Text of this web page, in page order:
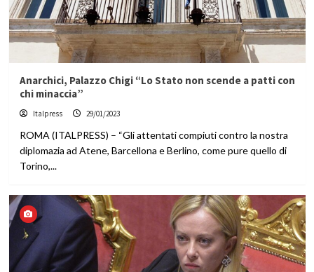
Anarchici, Palazzo Chigi “Lo Stato non scende a patti con
chi minaccia”
Italpress 29/01/2023
ROMA (ITALPRESS) – “Gli attentati compiuti contro la nostra
diplomazia ad Atene, Barcellona e Berlino, come pure quello di
Torino,...